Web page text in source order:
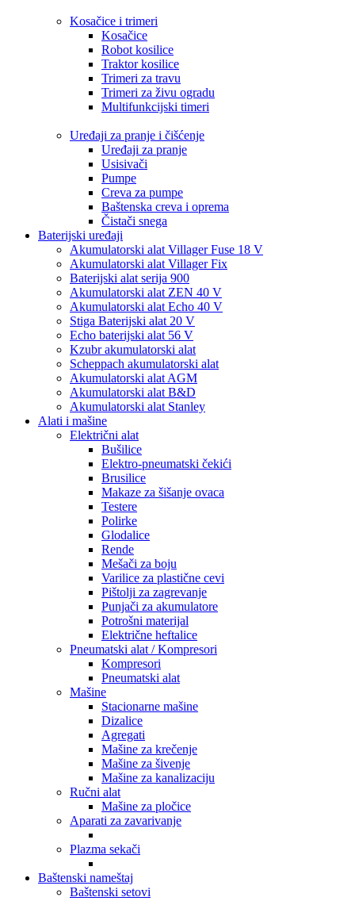
Kosačice i trimeri
Kosačice
Robot kosilice
Traktor kosilice
Trimeri za travu
Trimeri za živu ogradu
Multifunkcijski timeri
Uređaji za pranje i čišćenje
Uređaji za pranje
Usisivači
Pumpe
Creva za pumpe
Baštenska creva i oprema
Čistači snega
Baterijski uređaji
Akumulatorski alat Villager Fuse 18 V
Akumulatorski alat Villager Fix
Baterijski alat serija 900
Akumulatorski alat ZEN 40 V
Akumulatorski alat Echo 40 V
Stiga Baterijski alat 20 V
Echo baterijski alat 56 V
Kzubr akumulatorski alat
Scheppach akumulatorski alat
Akumulatorski alat AGM
Akumulatorski alat B&D
Akumulatorski alat Stanley
Alati i mašine
Električni alat
Bušilice
Elektro-pneumatski čekići
Brusilice
Makaze za šišanje ovaca
Testere
Polirke
Glodalice
Rende
Mešači za boju
Varilice za plastične cevi
Pištolji za zagrevanje
Punjači za akumulatore
Potrošni materijal
Električne heftalice
Pneumatski alat / Kompresori
Kompresori
Pneumatski alat
Mašine
Stacionarne mašine
Dizalice
Agregati
Mašine za krečenje
Mašine za šivenje
Mašine za kanalizaciju
Ručni alat
Mašine za pločice
Aparati za zavarivanje
Plazma sekači
Baštenski nameštaj
Baštenski setovi